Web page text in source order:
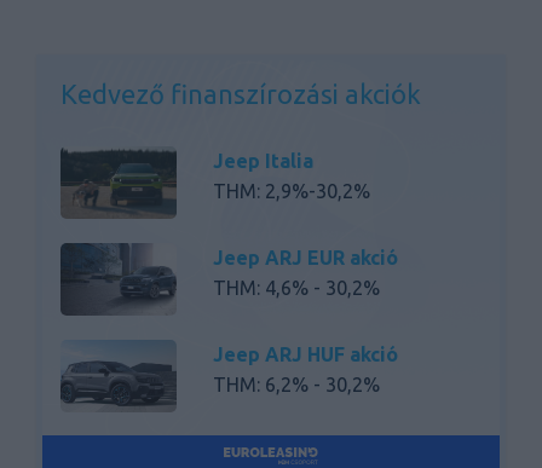
Kedvező finanszírozási akciók
Jeep Italia
THM: 2,9%-30,2%
Jeep ARJ EUR akció
THM: 4,6% - 30,2%
Jeep ARJ HUF akció
THM: 6,2% - 30,2%